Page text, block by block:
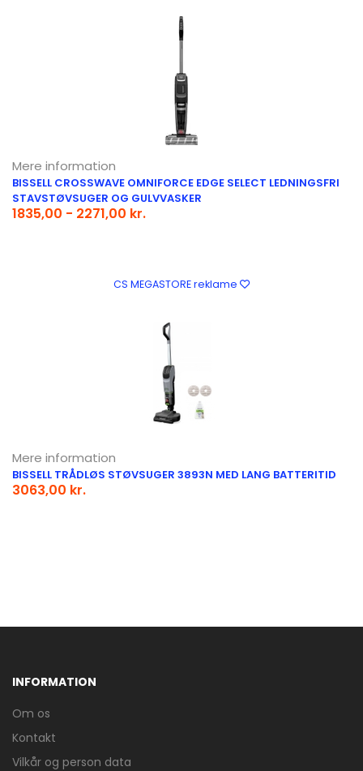
Mere information
BISSELL CROSSWAVE OMNIFORCE EDGE SELECT LEDNINGSFRI
STAVSTØVSUGER OG GULVVASKER
1835,00 - 2271,00 kr.
CS MEGASTORE reklame
Mere information
BISSELL TRÅDLØS STØVSUGER 3893N MED LANG BATTERITID
3063,00 kr.
INFORMATION
Om os
Kontakt
Vilkår og person data